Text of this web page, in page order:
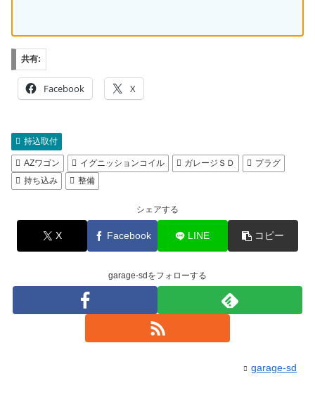
共有:
Facebook X
持込取付
AZワゴン イグニッションコイル ガレージＳＤ
プラグ
持ち込み
整備
シェアする
X Facebook LINE コピー
garage-sdをフォローする
garage-sd